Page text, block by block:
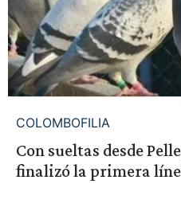
COLOMBOFILIA
Con sueltas desde
finalizó la primera